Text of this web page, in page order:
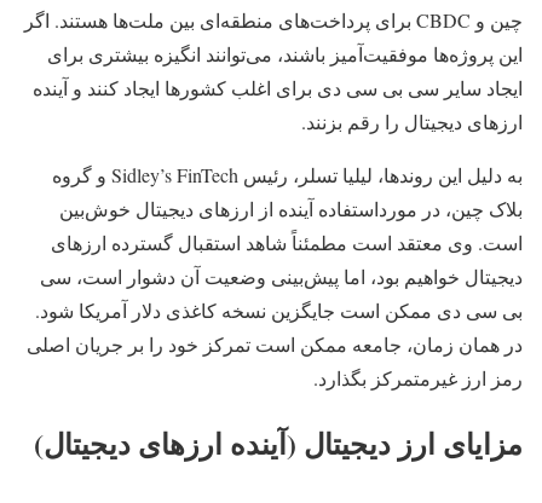
چین و CBDC برای پرداخت‌های منطقه‌ای بین ملت‌ها هستند. اگر
این پروژه‌ها موفقیت‌آمیز باشند، می‌توانند انگیزه بیشتری برای
ایجاد سایر سی بی سی دی برای اغلب کشورها ایجاد کنند و آینده
ارزهای دیجیتال را رقم بزنند.
به دلیل این روندها، لیلیا تسلر، رئیس Sidley’s FinTech و گروه
بلاک چین، در مورداستفاده آینده از ارزهای دیجیتال خوش‌بین
است. وی معتقد است مطمئناً شاهد استقبال گسترده ارزهای
دیجیتال خواهیم بود، اما پیش‌بینی وضعیت آن دشوار است، سی
بی سی دی ممکن است جایگزین نسخه کاغذی دلار آمریکا شود.
در همان زمان، جامعه ممکن است تمرکز خود را بر جریان اصلی
رمز ارز غیرمتمرکز بگذارد.
مزایای ارز دیجیتال (آینده ارزهای دیجیتال)